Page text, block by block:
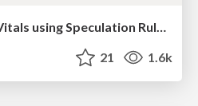
Improving Core Web Vitals using Speculation Rules API
21 1.6k